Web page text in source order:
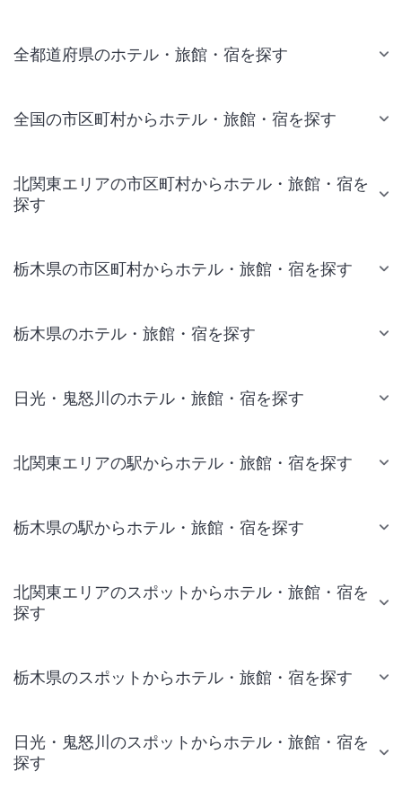
全都道府県のホテル・旅館・宿を探す
全国の市区町村からホテル・旅館・宿を探す
北関東エリアの市区町村からホテル・旅館・宿を
探す
栃木県の市区町村からホテル・旅館・宿を探す
栃木県のホテル・旅館・宿を探す
日光・鬼怒川のホテル・旅館・宿を探す
北関東エリアの駅からホテル・旅館・宿を探す
栃木県の駅からホテル・旅館・宿を探す
北関東エリアのスポットからホテル・旅館・宿を
探す
栃木県のスポットからホテル・旅館・宿を探す
日光・鬼怒川のスポットからホテル・旅館・宿を
探す